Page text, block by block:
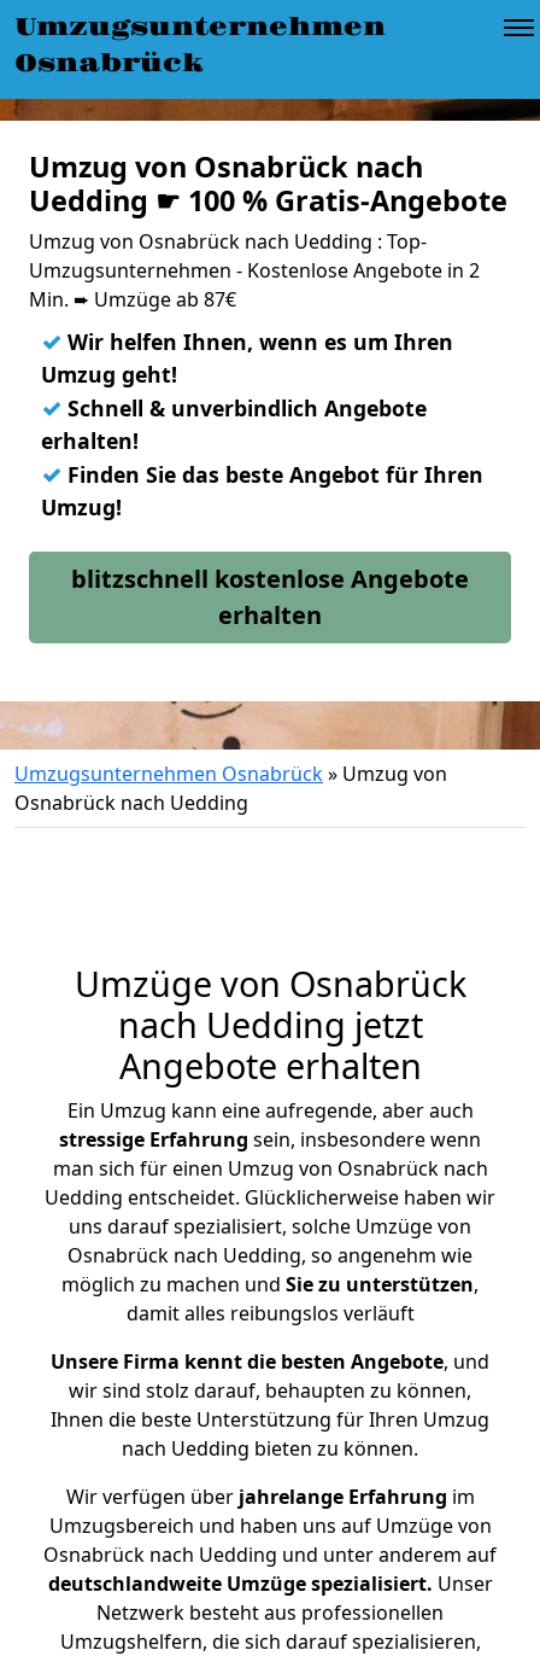
Umzugsunternehmen
Osnabrück
Umzug von Osnabrück nach
Uedding ☛ 100 % Gratis-Angebote
Umzug von Osnabrück nach Uedding : Top-
Umzugsunternehmen - Kostenlose Angebote in 2
Min. ➨ Umzüge ab 87€
✓ Wir helfen Ihnen, wenn es um Ihren
Umzug geht!
✓ Schnell & unverbindlich Angebote
erhalten!
✓ Finden Sie das beste Angebot für Ihren
Umzug!
blitzschnell kostenlose Angebote
erhalten
Umzugsunternehmen Osnabrück» Umzug von
Osnabrück nach Uedding
Umzüge von Osnabrück
nach Uedding jetzt
Angebote erhalten
Ein Umzug kann eine aufregende, aber auch
stressige Erfahrung sein, insbesondere wenn
man sich für einen Umzug von Osnabrück nach
Uedding entscheidet. Glücklicherweise haben wir
uns darauf spezialisiert, solche Umzüge von
Osnabrück nach Uedding, so angenehm wie
möglich zu machen und Sie zu unterstützen,
damit alles reibungslos verläuft
Unsere Firma kennt die besten Angebote, und
wir sind stolz darauf, behaupten zu können,
Ihnen die beste Unterstützung für Ihren Umzug
nach Uedding bieten zu können.
Wir verfügen überjahrelange Erfahrung im
Umzugsbereich und haben uns auf Umzüge von
Osnabrück nach Uedding und unter anderem auf
deutschlandweite Umzüge spezialisiert. Unser
Netzwerk besteht aus professionellen
Umzugshelfern, die sich darauf spezialisieren,